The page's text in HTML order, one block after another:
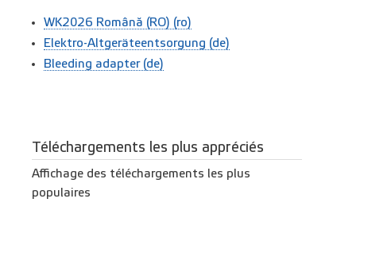
WK2026 Română (RO) (ro)
Elektro-Altgeräteentsorgung (de)
Bleeding adapter (de)
Téléchargements les plus appréciés
Affichage des téléchargements les plus
populaires